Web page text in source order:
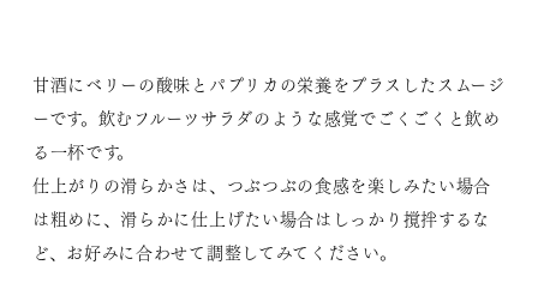
甘酒にベリーの酸味とパプリカの栄養をプラスしたスムージ
ーです。飲むフルーツサラダのような感覚でごくごくと飲め
る一杯です。
仕上がりの滑らかさは、つぶつぶの食感を楽しみたい場合
は粗めに、滑らかに仕上げたい場合はしっかり撹拌するな
ど、お好みに合わせて調整してみてください。